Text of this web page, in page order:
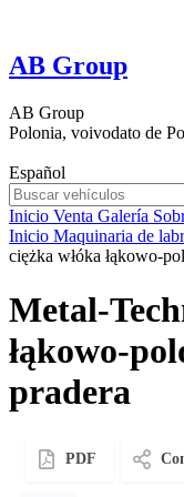
AB Group
AB Group
Polonia, voivodato de
Español
Inicio Venta Galería
Inicio Maquinaria de
ciężka włóka łąkowo-
Metal-
łąkowo-
pradera
PDF